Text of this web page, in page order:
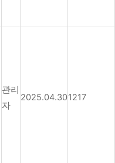
관리
자
2025.04.301217